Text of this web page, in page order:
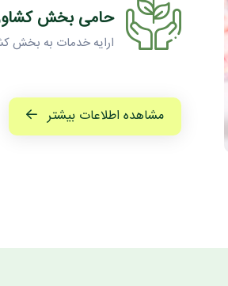
حامی بخش
ارایه خدمات به بخش
مشاهده اطلاعات بیشتر